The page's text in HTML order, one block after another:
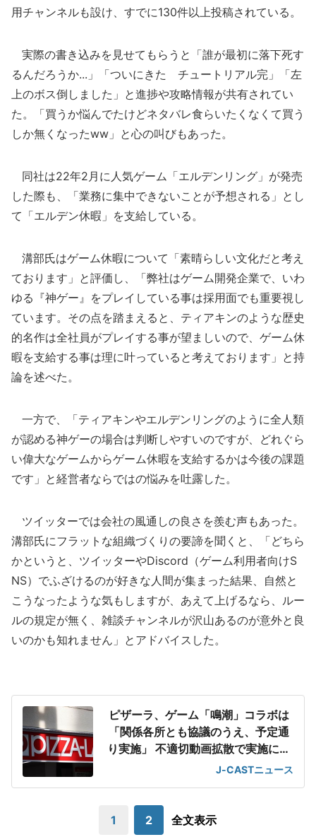
用チャンネルも設け、すでに130件以上投稿されている。
実際の書き込みを見せてもらうと「誰が最初に落下死す
るんだろうか...」「ついにきた チュートリアル完」「左
上のボス倒しました」と進捗や攻略情報が共有されてい
た。「買うか悩んでたけどネタバレ食らいたくなくて買う
しか無くなったww」と心の叫びもあった。
同社は22年2月に人気ゲーム「エルデンリング」が発売
した際も、「業務に集中できないことが予想される」とし
て「エルデン休暇」を支給している。
溝部氏はゲーム休暇について「素晴らしい文化だと考え
ております」と評価し、「弊社はゲーム開発企業で、いわ
ゆる『神ゲー』をプレイしている事は採用面でも重要視し
ています。その点を踏まえると、ティアキンのような歴史
的名作は全社員がプレイする事が望ましいので、ゲーム休
暇を支給する事は理に叶っていると考えております」と持
論を述べた。
一方で、「ティアキンやエルデンリングのように全人類
が認める神ゲーの場合は判断しやすいのですが、どれぐら
い偉大なゲームからゲーム休暇を支給するかは今後の課題
です」と経営者ならではの悩みを吐露した。
ツイッターでは会社の風通しの良さを羨む声もあった。
溝部氏にフラットな組織づくりの要諦を聞くと、「どちら
かというと、ツイッターやDiscord（ゲーム利用者向けS
NS）でふざけるのが好きな人間が集まった結果、自然と
こうなったような気もしますが、あえて上げるなら、ルー
ルの規定が無く、雑談チャンネルが沢山あるのが意外と良
いのかも知れません」とアドバイスした。
ピザーラ、ゲーム「鳴潮」コラボは
「関係各所とも協議のうえ、予定通
り実施」 不適切動画拡散で実施に心
配の声もJ-CASTニュース
1 2 全文表示